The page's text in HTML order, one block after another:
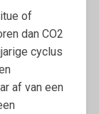
of
dan CO2
cyclus
af van een